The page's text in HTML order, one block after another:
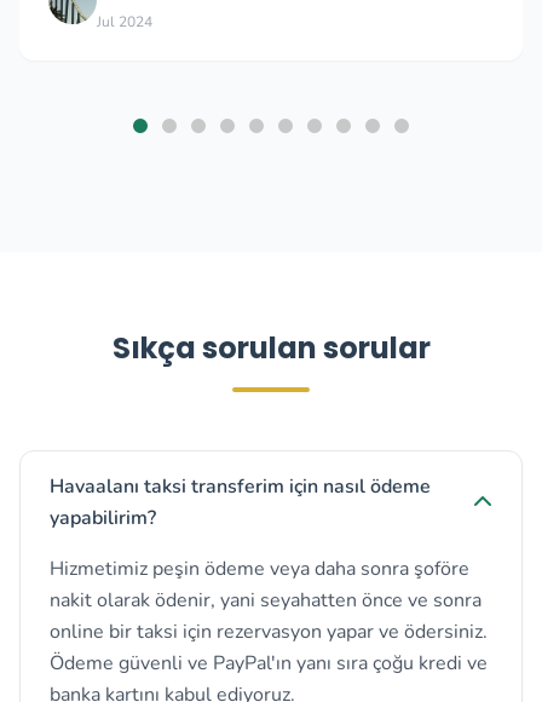
Sıkça sorulan sorular
Havaalanı taksi transferim için nasıl ödeme
yapabilirim?
Hizmetimiz peşin ödeme veya daha sonra şoföre
nakit olarak ödenir, yani seyahatten önce ve sonra
online bir taksi için rezervasyon yapar ve ödersiniz.
Ödeme güvenli ve PayPal'ın yanı sıra çoğu kredi ve
banka kartını kabul ediyoruz.